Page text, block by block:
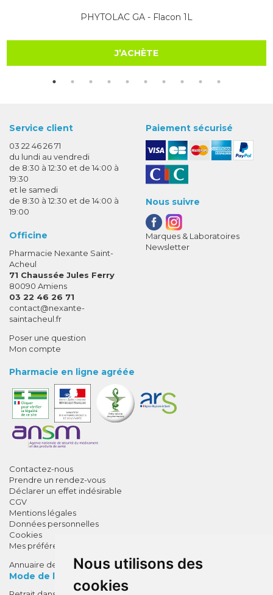
Nous utilisons des
cookies
PHYTOLAC GA - Flacon 1L
J’ACHÈTE
Service client
03 22 46 26 71
du lundi au vendredi
de 8:30 à 12:30 et de 14:00 à
19:30
et le samedi
de 8:30 à 12:30 et de 14:00 à
19:00
Officine
Pharmacie Nexante Saint-
Acheul
71 Chaussée Jules Ferry
80090 Amiens
03 22 46 26 71
contact-
@-
nexante-
saintacheul.fr
Poser une question
Mon compte
Paiement sécurisé
Nous suivre
Marques & Laboratoires
Newsletter
Pharmacie en ligne agréée
Contactez-nous
Prendre un rendez-vous
Déclarer un effet indésirable
CGV
Mentions légales
Données personnelles
Cookies
Mes préférences Cookies
Annuaire des pharmacies
Mode de livraison